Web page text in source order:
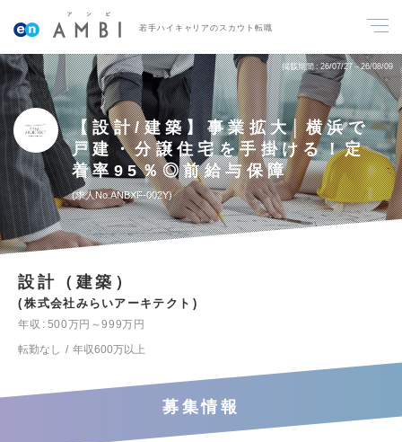
若手ハイキャリアのスカウト転職
掲載期間 26/07/27～26/08/09
【設計/建築】事業拡大│横浜で
戸建・分譲住宅を手掛ける！定
着率95％◎前給与保障
求人No.ANBXF-002Y
設計（建築）
株式会社みらいアーキテクト
年収
500万円～999万円
転勤なし
年収600万以上
募集情報